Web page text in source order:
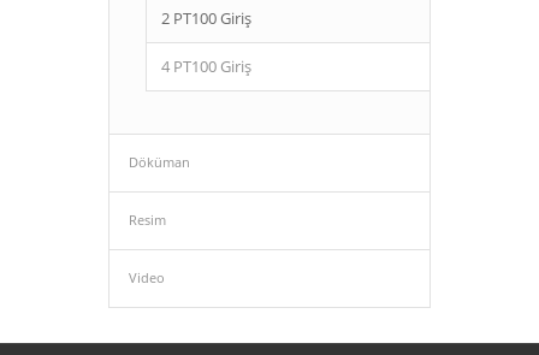
2 PT100 Giriş
4 PT100 Giriş
Döküman
Resim
Video